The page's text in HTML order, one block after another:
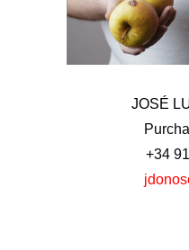
JOSÉ
+34